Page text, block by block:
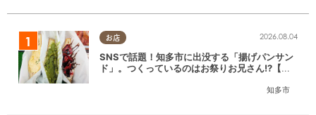
お店
知多市
2026.08.04
SNSで話題！知多市に出没する「揚げパンサン
ド」。つくっているのはお祭りお兄さん!?【ち